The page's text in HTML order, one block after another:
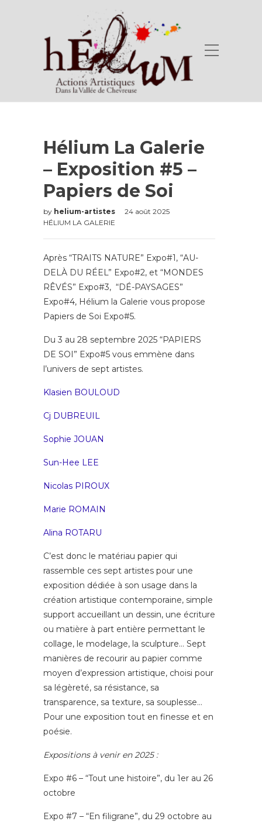
Hélium La Galerie
– Exposition #5 –
Papiers de Soi
by helium-artistes
24 août 2025
HÉLIUM LA GALERIE
Après “TRAITS NATURE” Expo#1, “AU-
DELÀ DU RÉEL” Expo#2, et “MONDES
RÊVÉS” Expo#3, “DÉ-PAYSAGES”
Expo#4, Hélium la Galerie vous propose
Papiers de Soi Expo#5.
Du 3 au 28 septembre 2025 “PAPIERS
DE SOI” Expo#5 vous emmène dans
l’univers de sept artistes.
Klasien BOULOUD
Cj DUBREUIL
Sophie JOUAN
Sun-Hee LEE
Nicolas PIROUX
Marie ROMAIN
Alina ROTARU
C’est donc le matériau papier qui
rassemble ces sept artistes pour une
exposition dédiée à son usage dans la
création artistique contemporaine, simple
support accueillant un dessin, une écriture
ou matière à part entière permettant le
collage, le modelage, la sculpture… Sept
manières de recourir au papier comme
moyen d’expression artistique, choisi pour
sa légèreté, sa résistance, sa
transparence, sa texture, sa souplesse…
Pour une exposition tout en finesse et en
poésie.
Expositions à venir en 2025 :
Expo #6 – “Tout une histoire”, du 1er au 26
octobre
Expo #7 – “En filigrane”, du 29 octobre au